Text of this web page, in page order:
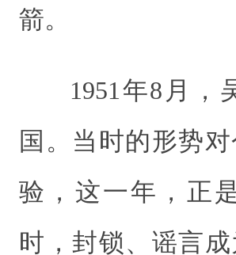
箭。
1951年8月，
国。当时的形势
验，这一年，正
时，封锁、谣言